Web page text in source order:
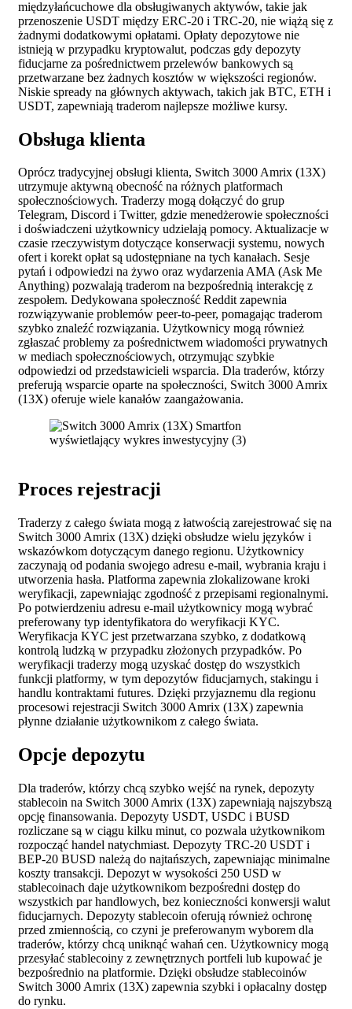
międzyłańcuchowe dla obsługiwanych aktywów, takie jak
przenoszenie USDT między ERC-20 i TRC-20, nie wiążą się z
żadnymi dodatkowymi opłatami. Opłaty depozytowe nie
istnieją w przypadku kryptowalut, podczas gdy depozyty
fiducjarne za pośrednictwem przelewów bankowych są
przetwarzane bez żadnych kosztów w większości regionów.
Niskie spready na głównych aktywach, takich jak BTC, ETH i
USDT, zapewniają traderom najlepsze możliwe kursy.
Obsługa klienta
Oprócz tradycyjnej obsługi klienta, Switch 3000 Amrix (13X)
utrzymuje aktywną obecność na różnych platformach
społecznościowych. Traderzy mogą dołączyć do grup
Telegram, Discord i Twitter, gdzie menedżerowie społeczności
i doświadczeni użytkownicy udzielają pomocy. Aktualizacje w
czasie rzeczywistym dotyczące konserwacji systemu, nowych
ofert i korekt opłat są udostępniane na tych kanałach. Sesje
pytań i odpowiedzi na żywo oraz wydarzenia AMA (Ask Me
Anything) pozwalają traderom na bezpośrednią interakcję z
zespołem. Dedykowana społeczność Reddit zapewnia
rozwiązywanie problemów peer-to-peer, pomagając traderom
szybko znaleźć rozwiązania. Użytkownicy mogą również
zgłaszać problemy za pośrednictwem wiadomości prywatnych
w mediach społecznościowych, otrzymując szybkie
odpowiedzi od przedstawicieli wsparcia. Dla traderów, którzy
preferują wsparcie oparte na społeczności, Switch 3000 Amrix
(13X) oferuje wiele kanałów zaangażowania.
Proces rejestracji
Traderzy z całego świata mogą z łatwością zarejestrować się na
Switch 3000 Amrix (13X) dzięki obsłudze wielu języków i
wskazówkom dotyczącym danego regionu. Użytkownicy
zaczynają od podania swojego adresu e-mail, wybrania kraju i
utworzenia hasła. Platforma zapewnia zlokalizowane kroki
weryfikacji, zapewniając zgodność z przepisami regionalnymi.
Po potwierdzeniu adresu e-mail użytkownicy mogą wybrać
preferowany typ identyfikatora do weryfikacji KYC.
Weryfikacja KYC jest przetwarzana szybko, z dodatkową
kontrolą ludzką w przypadku złożonych przypadków. Po
weryfikacji traderzy mogą uzyskać dostęp do wszystkich
funkcji platformy, w tym depozytów fiducjarnych, stakingu i
handlu kontraktami futures. Dzięki przyjaznemu dla regionu
procesowi rejestracji Switch 3000 Amrix (13X) zapewnia
płynne działanie użytkownikom z całego świata.
Opcje depozytu
Dla traderów, którzy chcą szybko wejść na rynek, depozyty
stablecoin na Switch 3000 Amrix (13X) zapewniają najszybszą
opcję finansowania. Depozyty USDT, USDC i BUSD
rozliczane są w ciągu kilku minut, co pozwala użytkownikom
rozpocząć handel natychmiast. Depozyty TRC-20 USDT i
BEP-20 BUSD należą do najtańszych, zapewniając minimalne
koszty transakcji. Depozyt w wysokości 250 USD w
stablecoinach daje użytkownikom bezpośredni dostęp do
wszystkich par handlowych, bez konieczności konwersji walut
fiducjarnych. Depozyty stablecoin oferują również ochronę
przed zmiennością, co czyni je preferowanym wyborem dla
traderów, którzy chcą uniknąć wahań cen. Użytkownicy mogą
przesyłać stablecoiny z zewnętrznych portfeli lub kupować je
bezpośrednio na platformie. Dzięki obsłudze stablecoinów
Switch 3000 Amrix (13X) zapewnia szybki i opłacalny dostęp
do rynku.